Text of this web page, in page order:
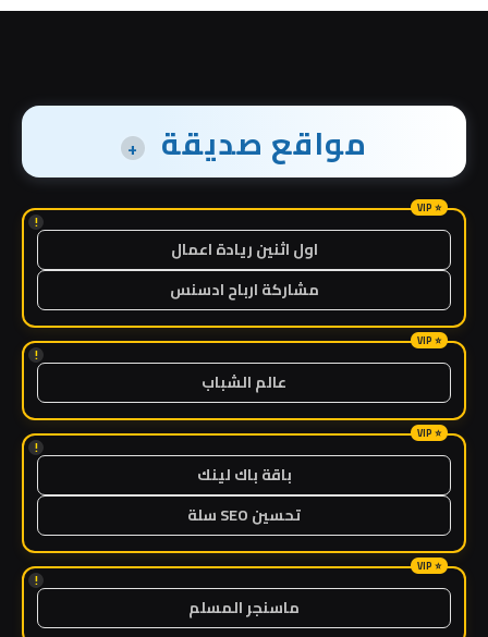
مواقع صديقة +
!
اول اثنين ريادة اعمال
مشاركة ارباح ادسنس
!
عالم الشباب
!
باقة باك لينك
تحسين SEO سلة
!
ماسنجر المسلم